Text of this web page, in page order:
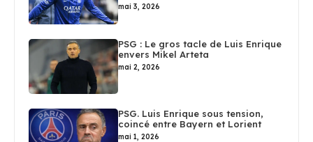
mai 3, 2026
PSG : Le gros tacle de Luis Enrique
envers Mikel Arteta
mai 2, 2026
PSG. Luis Enrique sous tension,
coincé entre Bayern et Lorient
mai 1, 2026